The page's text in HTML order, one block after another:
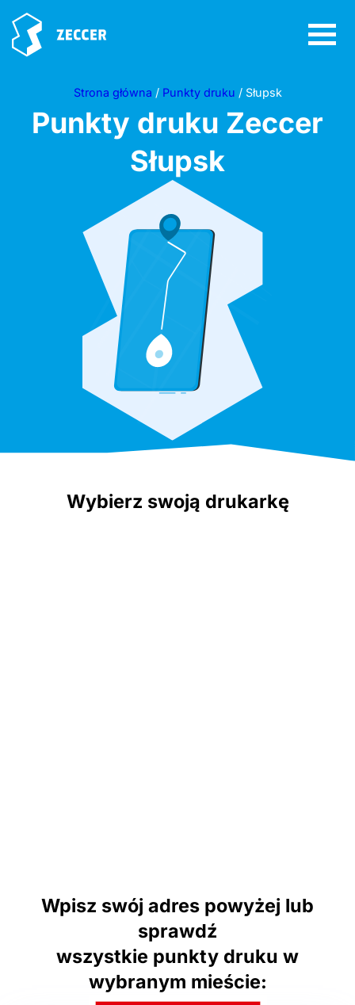
Strona główna / Punkty druku / Słupsk
Punkty druku Zeccer
Słupsk
Wybierz swoją drukarkę
Wpisz swój adres powyżej lub
sprawdź
wszystkie punkty druku w
wybranym mieście: